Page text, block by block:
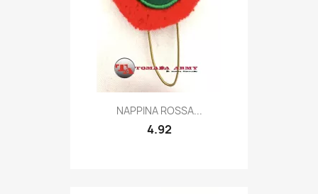
Quick view
NAPPINA ROSSA...
4.92